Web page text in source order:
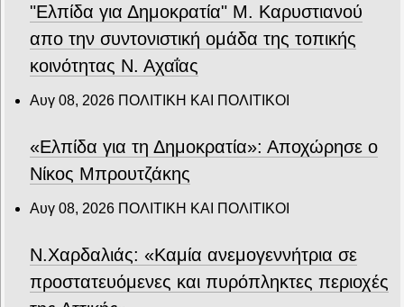
"Ελπίδα για Δημοκρατία" Μ. Καρυστιανού
απο την συντονιστική ομάδα της τοπικής
κοινότητας Ν. Αχαΐας
Αυγ 08, 2026 ΠΟΛΙΤΙΚΗ ΚΑΙ ΠΟΛΙΤΙΚΟΙ
«Ελπίδα για τη Δημοκρατία»: Αποχώρησε ο
Νίκος Μπρουτζάκης
Αυγ 08, 2026 ΠΟΛΙΤΙΚΗ ΚΑΙ ΠΟΛΙΤΙΚΟΙ
Ν.Χαρδαλιάς: «Καμία ανεμογεννήτρια σε
προστατευόμενες και πυρόπληκτες περιοχές